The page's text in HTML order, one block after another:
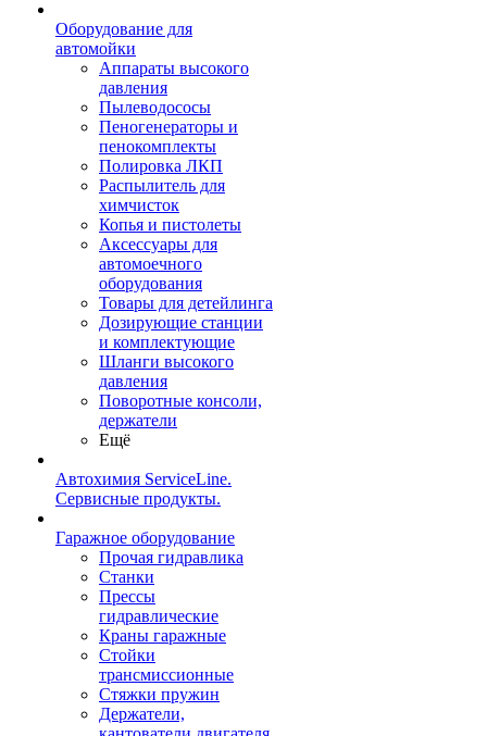
Оборудование для
автомойки
Аппараты высокого
давления
Пылеводососы
Пеногенераторы и
пенокомплекты
Полировка ЛКП
Распылитель для
химчисток
Копья и пистолеты
Аксессуары для
автомоечного
оборудования
Товары для детейлинга
Дозирующие станции
и комплектующие
Шланги высокого
давления
Поворотные консоли,
держатели
Ещё
Автохимия ServiceLine.
Сервисные продукты.
Гаражное оборудование
Прочая гидравлика
Станки
Прессы
гидравлические
Краны гаражные
Стойки
трансмиссионные
Стяжки пружин
Держатели,